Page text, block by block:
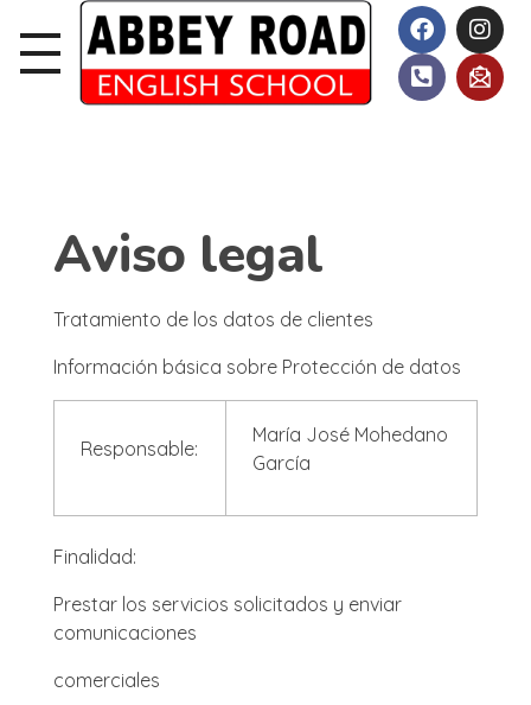
Aviso legal
Tratamiento de los datos de clientes
Información básica sobre Protección de datos
Responsable:
María José Mohedano
García
Finalidad:
Prestar los servicios solicitados y enviar
comunicaciones
comerciales